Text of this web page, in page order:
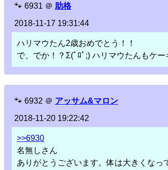
🐾 6931 ＠ 助格
2018-11-17 19:31:44
ハリマウたん2歳おめでとう！！
で、でか！？Σ(ﾟﾛﾟ;) ハリマウたんもケ
🐾 6932 ＠ アッサム&マロン
2018-11-20 19:22:42
>>6930
名無しさん
ありがとうございます。体は大きくなっ